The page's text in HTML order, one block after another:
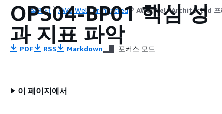
설명서 AWS Well-Architected AWS Well-Architected 프
OPS04-BP01 핵심 성
과 지표 파악
PDF RSS Markdown 포커스 모드
이 페이지에서